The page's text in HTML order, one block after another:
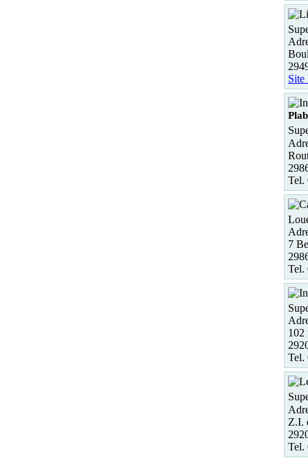
Site
Tel.
7
Tel.
102
Tel.
Z.I.
Tel.